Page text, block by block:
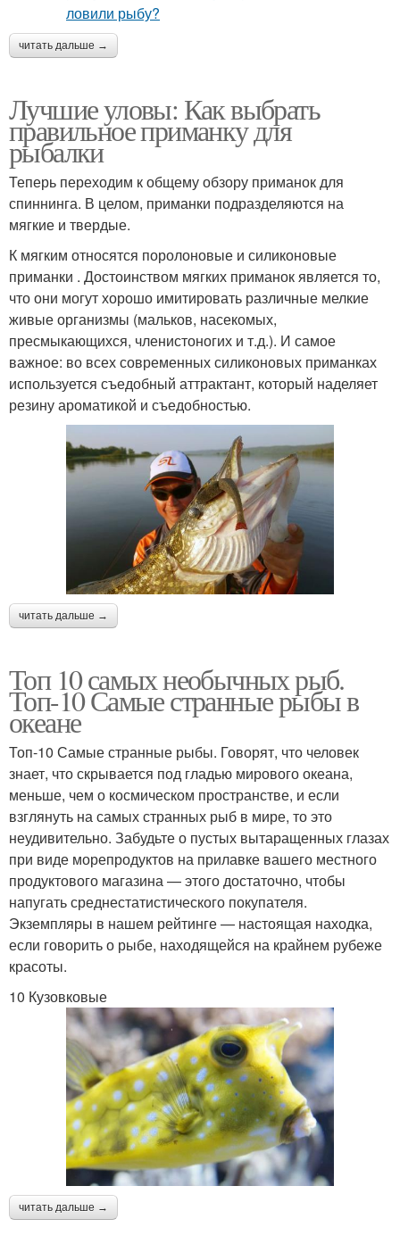
читать дальше →
Лучшие уловы: Как выбрать
правильное приманку для
рыбалки
Теперь переходим к общему обзору приманок для
спиннинга. В целом, приманки подразделяются на
мягкие и твердые.
К мягким относятся поролоновые и силиконовые
приманки . Достоинством мягких приманок является то,
что они могут хорошо имитировать различные мелкие
живые организмы (мальков, насекомых,
пресмыкающихся, членистоногих и т.д.). И самое
важное: во всех современных силиконовых приманках
используется съедобный аттрактант, который наделяет
резину ароматикой и съедобностью.
читать дальше →
Топ 10 самых необычных рыб.
Топ-10 Самые странные рыбы в
океане
Топ-10 Самые странные рыбы. Говорят, что человек
знает, что скрывается под гладью мирового океана,
меньше, чем о космическом пространстве, и если
взглянуть на самых странных рыб в мире, то это
неудивительно. Забудьте о пустых вытаращенных глазах
при виде морепродуктов на прилавке вашего местного
продуктового магазина — этого достаточно, чтобы
напугать среднестатистического покупателя.
Экземпляры в нашем рейтинге — настоящая находка,
если говорить о рыбе, находящейся на крайнем рубеже
красоты.
10 Кузовковые
читать дальше →